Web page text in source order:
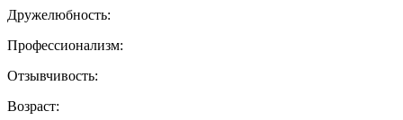
Дружелюбность:
Профессионализм:
Отзывчивость:
Возраст: